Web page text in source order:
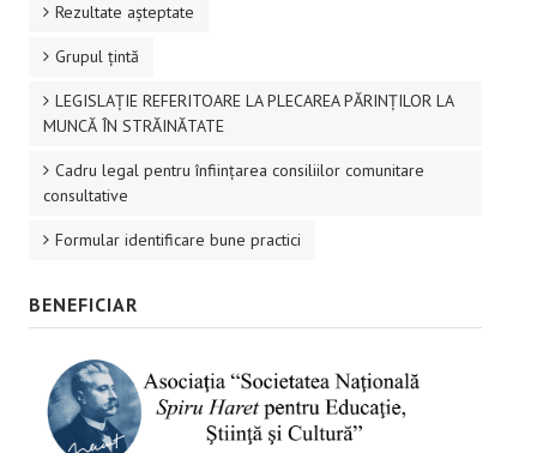
Rezultate aşteptate
Grupul ţintă
LEGISLAȚIE REFERITOARE LA PLECAREA PĂRINȚILOR LA
MUNCĂ ÎN STRĂINĂTATE
Cadru legal pentru înființarea consiliilor comunitare
consultative
Formular identificare bune practici
BENEFICIAR